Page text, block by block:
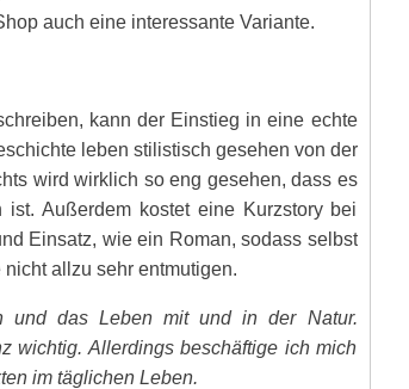
auch eine interessante Variante.
kann der Einstieg in eine echte
leben stilistisch gesehen von der
wird wirklich so eng gesehen, dass es
ist. Außerdem kostet eine Kurzstory bei
Einsatz, wie ein Roman, sodass selbst
allzu sehr entmutigen.
und das Leben mit und in der Natur.
wichtig. Allerdings beschäftige ich mich
im täglichen Leben.